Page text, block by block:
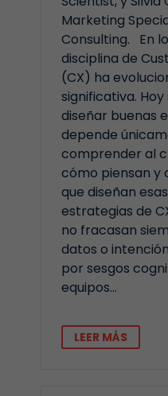
Marketing
Consulting. En
disciplina de
(CX) ha
significativa.
diseñar buenas
depende
comprender al
cómo piensan y
que diseñan
estrategias de
no fracasan
datos o
por sesgos
equipos…
LEER MÁS